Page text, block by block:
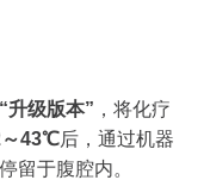
“升级版本” ，将化疗
43℃后，通过机器
留于腹腔内。